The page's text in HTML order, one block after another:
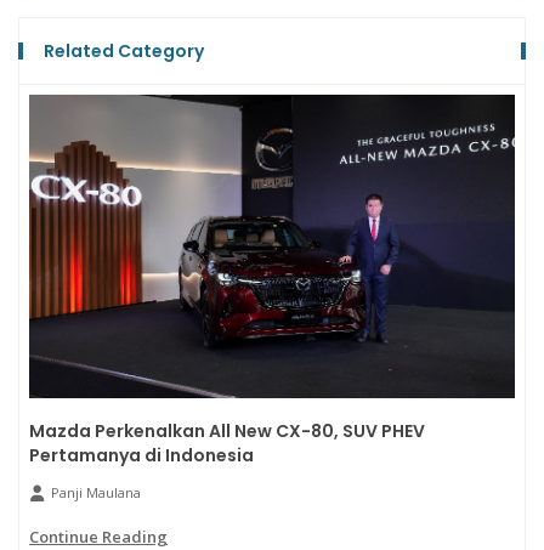
Related Category
Mazda Perkenalkan All New CX-80, SUV PHEV
Pertamanya di Indonesia
Panji Maulana
Continue Reading